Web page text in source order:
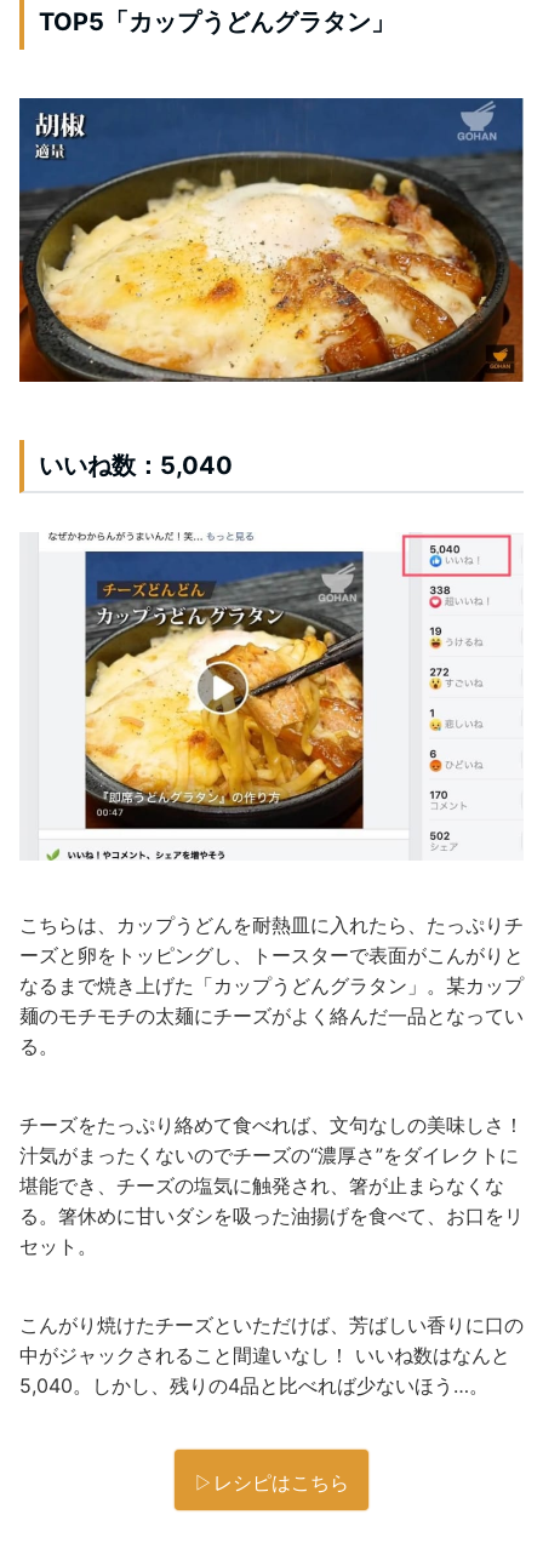
TOP5「カップうどんグラタン」
いいね数：5,040
こちらは、カップうどんを耐熱皿に入れたら、たっぷりチ
ーズと卵をトッピングし、トースターで表面がこんがりと
なるまで焼き上げた「カップうどんグラタン」。某カップ
麺のモチモチの太麺にチーズがよく絡んだ一品となってい
る。
チーズをたっぷり絡めて食べれば、文句なしの美味しさ！
汁気がまったくないのでチーズの“濃厚さ”をダイレクトに
堪能でき、チーズの塩気に触発され、箸が止まらなくな
る。箸休めに甘いダシを吸った油揚げを食べて、お口をリ
セット。
こんがり焼けたチーズといただけば、芳ばしい香りに口の
中がジャックされること間違いなし！ いいね数はなんと
5,040。しかし、残りの4品と比べれば少ないほう…。
▷レシピはこちら